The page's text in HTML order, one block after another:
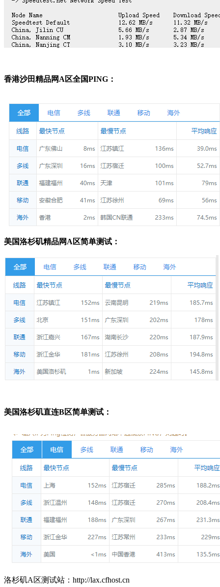
香港沙田精品网A区全国PING：
美国洛杉矶精品网A区简单测试：
美国洛杉矶直连B区简单测试：
洛杉矶A区测试站：http://lax.cfhost.cn